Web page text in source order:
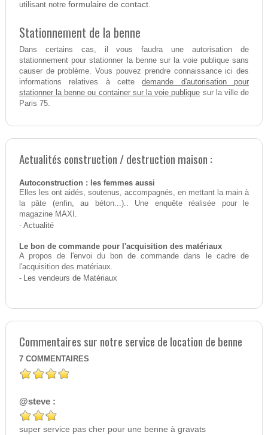
utilisant notre formulaire de contact.
Stationnement de la benne
Dans certains cas, il vous faudra une autorisation de
stationnement pour stationner la benne sur la voie publique sans
causer de problème. Vous pouvez prendre connaissance ici des
informations relatives à cettedemande d'autorisation pour
stationner la benne ou container sur la voie publique sur la ville de
Paris 75.
Actualités construction / destruction maison :
Autoconstruction : les femmes aussi
Elles les ont aidés, soutenus, accompagnés, en mettant la main à
la pâte (enfin, au béton...).. Une enquête réalisée pour le
magazine MAXI.
- Actualité
Le bon de commande pour l'acquisition des matériaux
A propos de l'envoi du bon de commande dans le cadre de
l'acquisition des matériaux.
- Les vendeurs de Matériaux
Commentaires sur notre service de location de benne
7 COMMENTAIRES
@steve :
super service pas cher pour une benne à gravats